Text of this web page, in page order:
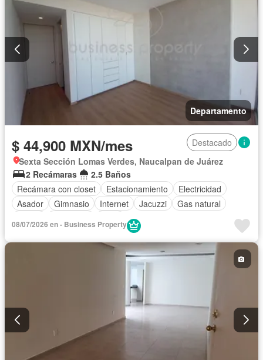
Departamento
$ 44,900 MXN/mes
Destacado
Sexta Sección Lomas Verdes, Naucalpan de Juárez
2 Recámaras
2.5 Baños
Recámara con closet
Estacionamiento
Electricidad
Asador
Gimnasio Internet Jacuzzi
Gas natural
08/07/2026 en - Business Property